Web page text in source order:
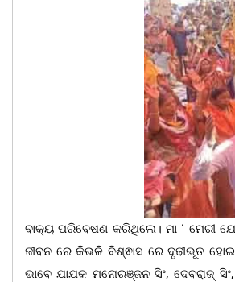
ବାକ୍ୟ ପରିବେଷଣ କରିଥିଲେ। ମା ‘ ମେରୀ
ଜୀବନ ରେ କିଭଳି ବିଶ୍ଵାସ ରେ ଦୃଢୀଭୂତ
ଭାବେ ଯାଯକ ମନୋରଞ୍ଜନ ସିଂ, ଦେବରାଜ୍